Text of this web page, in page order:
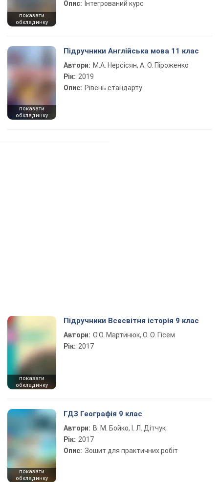
показати
обкладинку
Опис: Інтегрований курс
показати
обкладинку
Підручники Англійська мова 11 клас
Автори: М.А. Нерсісян, А. О. Піроженко
Рік: 2019
Опис: Рівень стандарту
показати
обкладинку
Підручники Всесвітня історія 9 клас
Автори: О.О. Мартинюк, О. О. Гісем
Рік: 2017
показати
обкладинку
ГДЗ Географія 9 клас
Автори: В. М. Бойко, І. Л. Дітчук
Рік: 2017
Опис: Зошит для практичних робіт